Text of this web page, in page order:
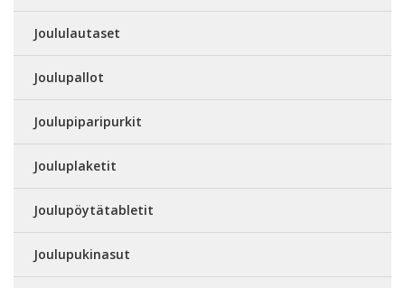
Joululautaset
Joulupallot
Joulupiparipurkit
Jouluplaketit
Joulupöytätabletit
Joulupukinasut